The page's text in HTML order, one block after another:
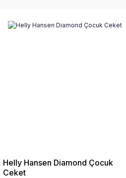
Helly Hansen Diamond Çocuk
Ceket